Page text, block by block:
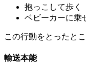
抱っこして歩く
ベビーカーに乗
この行動をとったと
輸送本能